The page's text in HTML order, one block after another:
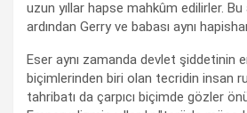
uzun yıllar hapse mahkûm edilirler.
ardından Gerry ve babası aynı
Eser aynı zamanda devlet şiddetinin
biçimlerinden biri olan tecridin insan
tahribatı da çarpıcı biçimde gözler